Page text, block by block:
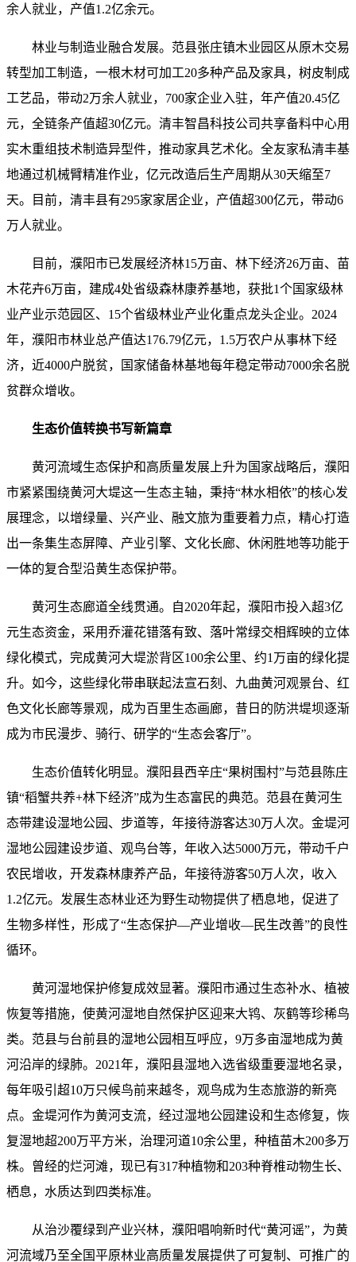
余人就业，产值1.2亿余元。
林业与制造业融合发展。范县张庄镇木业园区从原木交易
转型加工制造，一根木材可加工20多种产品及家具，树皮制成
工艺品，带动2万余人就业，700家企业入驻，年产值20.45亿
元，全链条产值超30亿元。清丰智昌科技公司共享备料中心用
实木重组技术制造异型件，推动家具艺术化。全友家私清丰基
地通过机械臂精准作业，亿元改造后生产周期从30天缩至7
天。目前，清丰县有295家家居企业，产值超300亿元，带动6
万人就业。
目前，濮阳市已发展经济林15万亩、林下经济26万亩、苗
木花卉6万亩，建成4处省级森林康养基地，获批1个国家级林
业产业示范园区、15个省级林业产业化重点龙头企业。2024
年，濮阳市林业总产值达176.79亿元，1.5万农户从事林下经
济，近4000户脱贫，国家储备林基地每年稳定带动7000余名脱
贫群众增收。
生态价值转换书写新篇章
黄河流域生态保护和高质量发展上升为国家战略后，濮阳
市紧紧围绕黄河大堤这一生态主轴，秉持“林水相依”的核心发
展理念，以增绿量、兴产业、融文旅为重要着力点，精心打造
出一条集生态屏障、产业引擎、文化长廊、休闲胜地等功能于
一体的复合型沿黄生态保护带。
黄河生态廊道全线贯通。自2020年起，濮阳市投入超3亿
元生态资金，采用乔灌花错落有致、落叶常绿交相辉映的立体
绿化模式，完成黄河大堤淤背区100余公里、约1万亩的绿化提
升。如今，这些绿化带串联起法宣石刻、九曲黄河观景台、红
色文化长廊等景观，成为百里生态画廊，昔日的防洪堤坝逐渐
成为市民漫步、骑行、研学的“生态会客厅”。
生态价值转化明显。濮阳县西辛庄“果树围村”与范县陈庄
镇“稻蟹共养+林下经济”成为生态富民的典范。范县在黄河生
态带建设湿地公园、步道等，年接待游客达30万人次。金堤河
湿地公园建设步道、观鸟台等，年收入达5000万元，带动千户
农民增收，开发森林康养产品，年接待游客50万人次，收入
1.2亿元。发展生态林业还为野生动物提供了栖息地，促进了
生物多样性，形成了“生态保护—产业增收—民生改善”的良性
循环。
黄河湿地保护修复成效显著。濮阳市通过生态补水、植被
恢复等措施，使黄河湿地自然保护区迎来大鸨、灰鹤等珍稀鸟
类。范县与台前县的湿地公园相互呼应，9万多亩湿地成为黄
河沿岸的绿肺。2021年，濮阳县湿地入选省级重要湿地名录，
每年吸引超10万只候鸟前来越冬，观鸟成为生态旅游的新亮
点。金堤河作为黄河支流，经过湿地公园建设和生态修复，恢
复湿地超200万平方米，治理河道10余公里，种植苗木200多万
株。曾经的烂河滩，现已有317种植物和203种脊椎动物生长、
栖息，水质达到四类标准。
从治沙覆绿到产业兴林，濮阳唱响新时代“黄河谣”，为黄
河流域乃至全国平原林业高质量发展提供了可复制、可推广的